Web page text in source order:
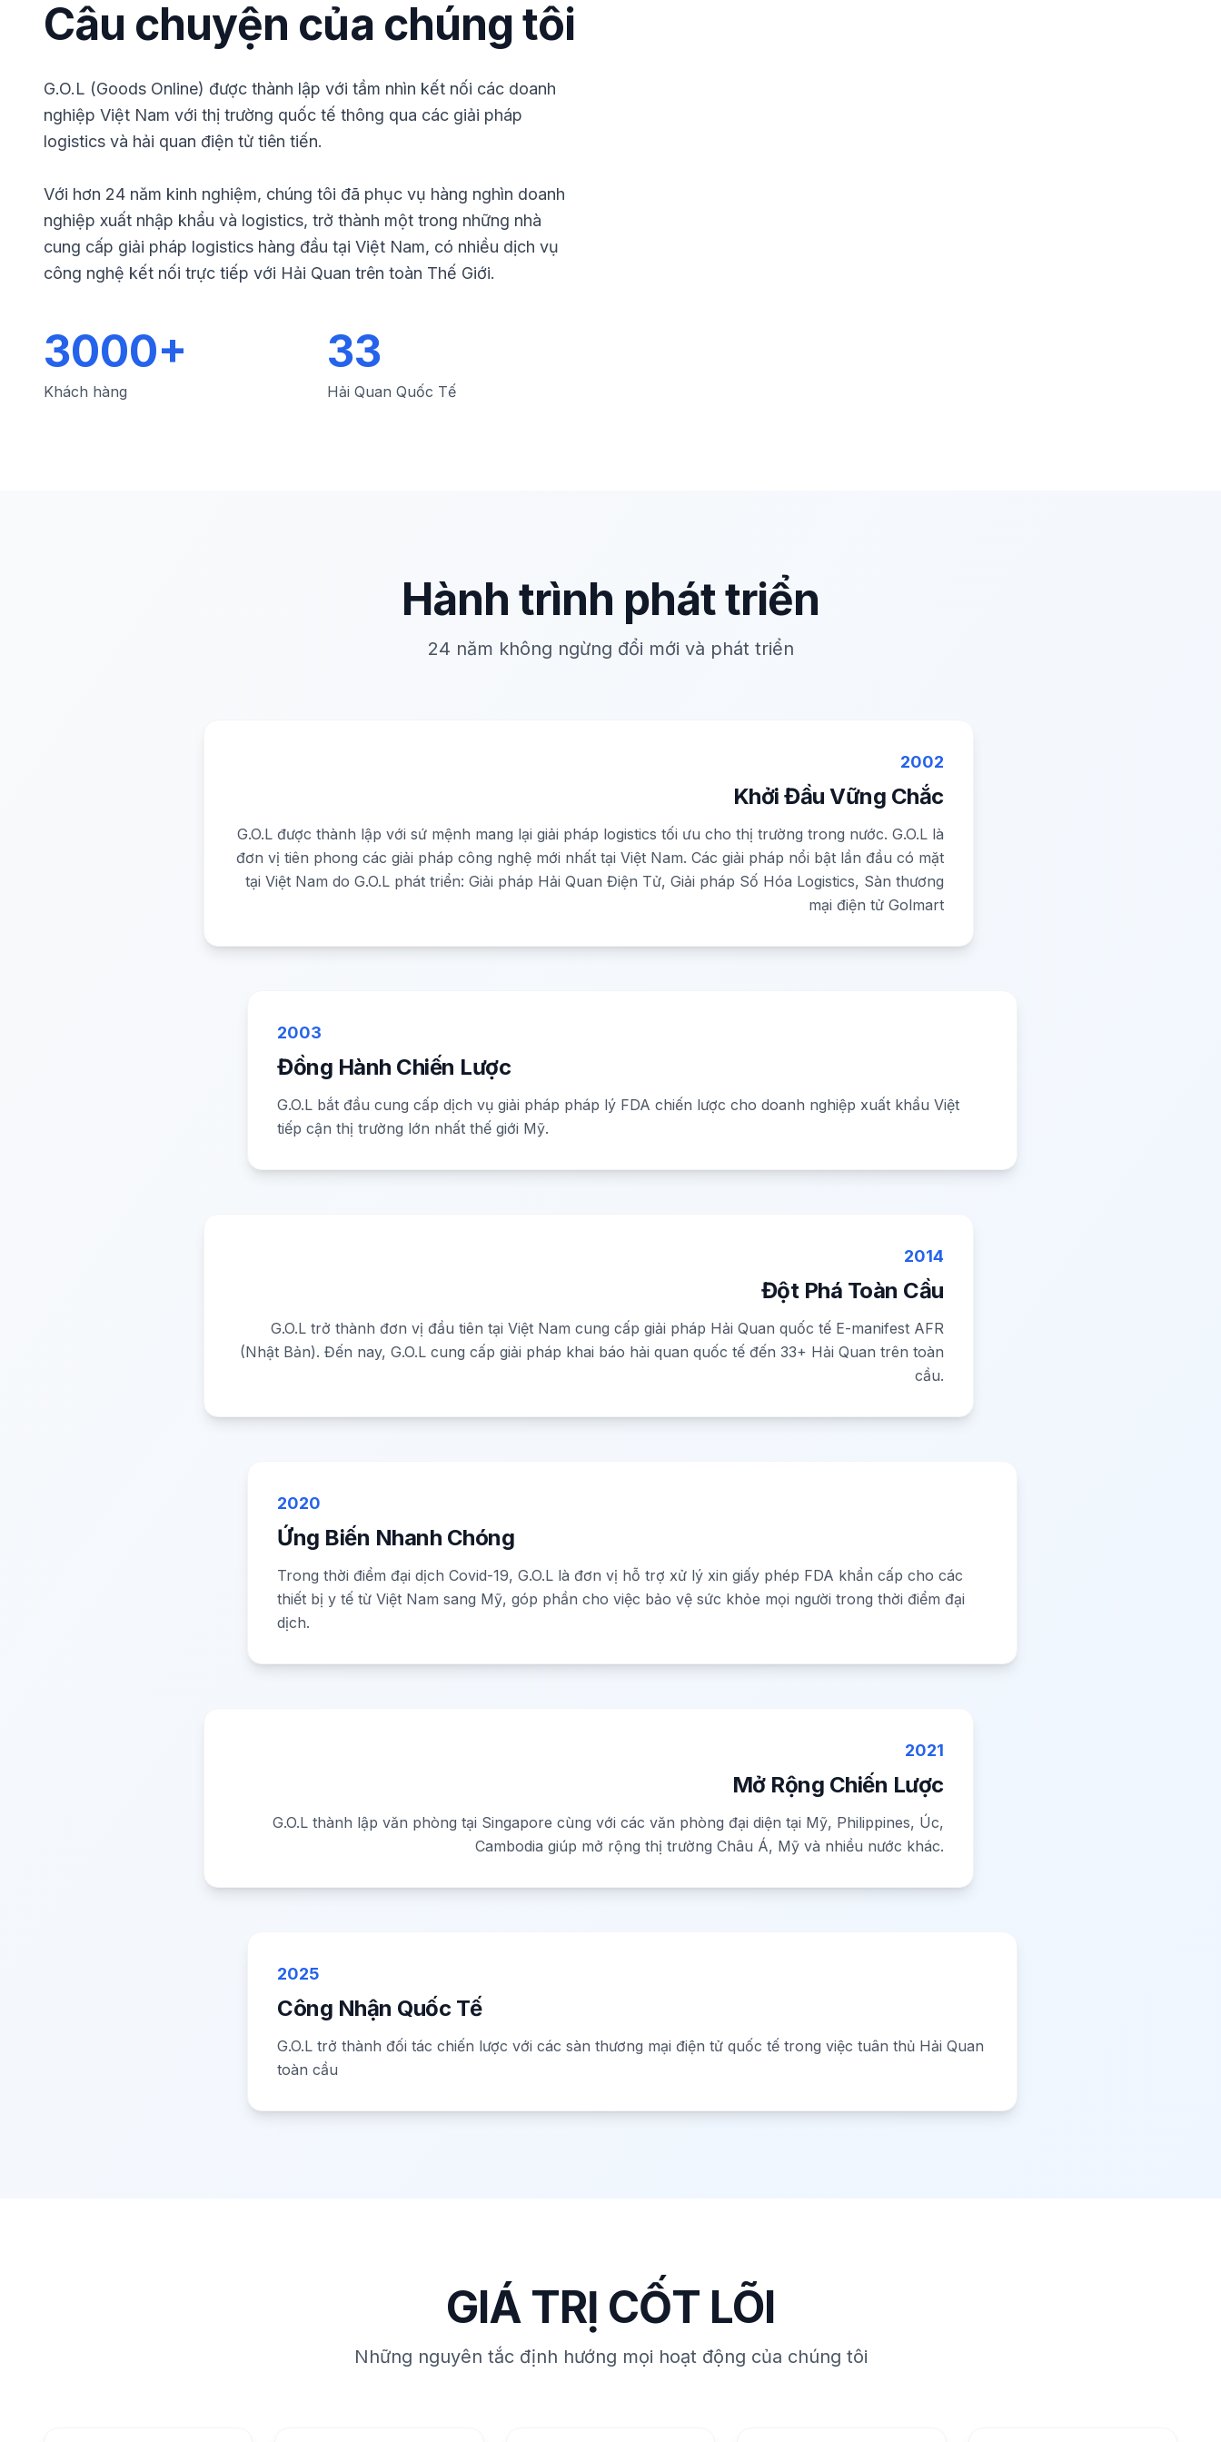
Câu chuyện của chúng tôi
G.O.L (Goods Online) được thành lập với tầm nhìn kết nối các doanh
nghiệp Việt Nam với thị trường quốc tế thông qua các giải pháp
logistics và hải quan điện tử tiên tiến.
Với hơn 24 năm kinh nghiệm, chúng tôi đã phục vụ hàng nghìn doanh
nghiệp xuất nhập khẩu và logistics, trở thành một trong những nhà
cung cấp giải pháp logistics hàng đầu tại Việt Nam, có nhiều dịch vụ
công nghệ kết nối trực tiếp với Hải Quan trên toàn Thế Giới.
3000+
Khách hàng
33
Hải Quan Quốc Tế
Hành trình phát triển
24 năm không ngừng đổi mới và phát triển
2002
Khởi Đầu Vững Chắc
G.O.L được thành lập với sứ mệnh mang lại giải pháp logistics tối ưu cho thị trường trong nước. G.O.L là
đơn vị tiên phong các giải pháp công nghệ mới nhất tại Việt Nam. Các giải pháp nổi bật lần đầu có mặt
tại Việt Nam do G.O.L phát triển: Giải pháp Hải Quan Điện Tử, Giải pháp Số Hóa Logistics, Sàn thương
mại điện tử Golmart
2003
Đồng Hành Chiến Lược
G.O.L bắt đầu cung cấp dịch vụ giải pháp pháp lý FDA chiến lược cho doanh nghiệp xuất khẩu Việt
tiếp cận thị trường lớn nhất thế giới Mỹ.
2014
Đột Phá Toàn Cầu
G.O.L trở thành đơn vị đầu tiên tại Việt Nam cung cấp giải pháp Hải Quan quốc tế E-manifest AFR
(Nhật Bản). Đến nay, G.O.L cung cấp giải pháp khai báo hải quan quốc tế đến 33+ Hải Quan trên toàn
cầu.
2020
Ứng Biến Nhanh Chóng
Trong thời điểm đại dịch Covid-19, G.O.L là đơn vị hỗ trợ xử lý xin giấy phép FDA khẩn cấp cho các
thiết bị y tế từ Việt Nam sang Mỹ, góp phần cho việc bảo vệ sức khỏe mọi người trong thời điểm đại
dịch.
2021
Mở Rộng Chiến Lược
G.O.L thành lập văn phòng tại Singapore cùng với các văn phòng đại diện tại Mỹ, Philippines, Úc,
Cambodia giúp mở rộng thị trường Châu Á, Mỹ và nhiều nước khác.
2025
Công Nhận Quốc Tế
G.O.L trở thành đối tác chiến lược với các sàn thương mại điện tử quốc tế trong việc tuân thủ Hải Quan
toàn cầu
GIÁ TRỊ CỐT LÕI
Những nguyên tắc định hướng mọi hoạt động của chúng tôi